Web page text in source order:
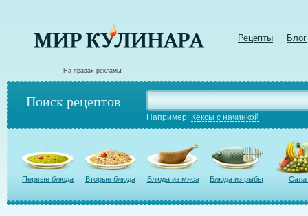
Рецепты Блог
На правах рекламы:
Поиск рецептов
Например: Кексы с начинкой
Первые блюда Вторые блюда Блюда из мяса Блюда из рыбы